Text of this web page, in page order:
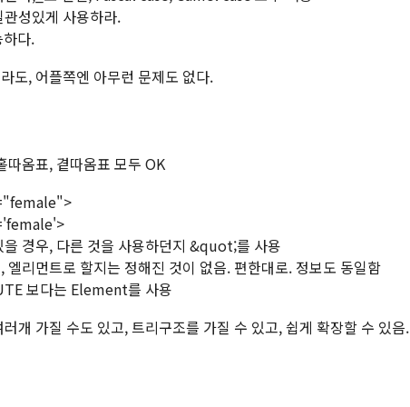
성있게 사용하라.
다.
도, 어플쪽엔 아무런 문제도 없다.
따옴표, 곁따옴표 모두 OK
을 경우, 다른 것을 사용하던지 &quot;를 사용
엘리먼트로 할지는 정해진 것이 없음. 편한대로. 정보도 동일함
보다는 Element를 사용
개 가질 수도 있고, 트리구조를 가질 수 있고, 쉽게 확장할 수 있음.